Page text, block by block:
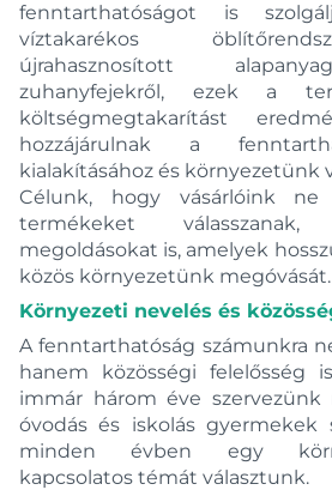
fenntarthatóságot is
víztakarékos
újrahasznosított
zuhanyfejekről, ezek a
költségmegtakarítást
hozzájárulnak a
kialakításához és környezetünk
Célunk, hogy vásárlóink ne
termékeket
megoldásokat is, amelyek
közös környezetünk megóvását.
Környezeti nevelés és
A fenntarthatóság számunkra
hanem közösségi felelősség
immár három éve szervezünk
óvodás és iskolás gyermekek
minden évben egy
kapcsolatos témát választunk.